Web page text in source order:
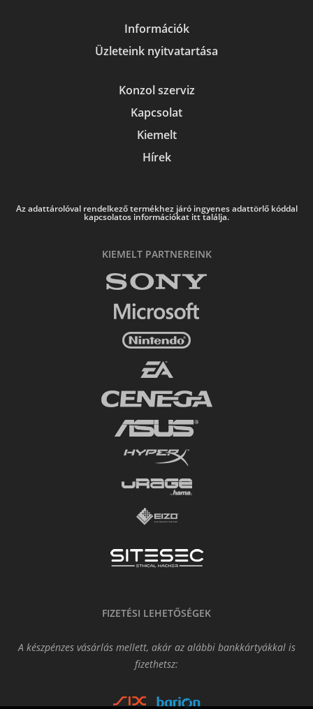
Információk
Üzleteink nyitvatartása
Konzol szerviz
Kapcsolat
Kiemelt
Hírek
Az adattárolóval rendelkező termékhez járó ingyenes adattörlő kóddal
kapcsolatos információkat itt találja.
KIEMELT PARTNEREINK
FIZETÉSI LEHETŐSÉGEK
A készpénzes vásárlás mellett, akár az alábbi bankkártyákkal is
fizethetsz: